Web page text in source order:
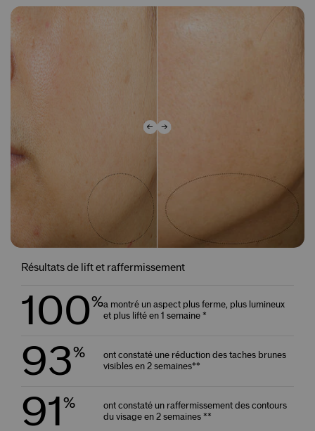
Résultats de lift et raffermissement
100%a montré un aspect plus ferme, plus lumineux
et plus lifté en 1 semaine *
93%
ont constaté une réduction des taches brunes
visibles en 2 semaines**
91 %
ont constaté un raffermissement des contours
du visage en 2 semaines **